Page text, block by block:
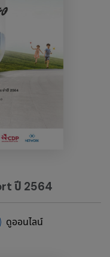
ปี 2564
ดูออนไลน์